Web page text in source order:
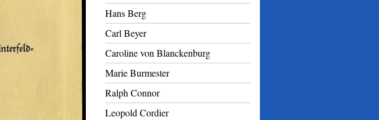
Hans Berg
Carl Beyer
Caroline von Blanckenburg
Marie Burmester
Ralph Connor
Leopold Cordier